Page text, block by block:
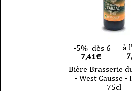
-5% dès 6
7,41€
à
Bière Brasserie
- West Causse -
75cl